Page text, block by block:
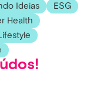
Ideias
ESG
Health